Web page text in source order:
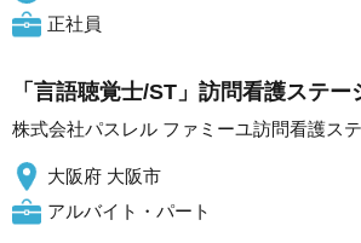
正社員
「言語聴覚士/ST」訪問看護ステ
株式会社パスレル ファミーユ訪問看護ス
大阪府 大阪市
アルバイト・パート